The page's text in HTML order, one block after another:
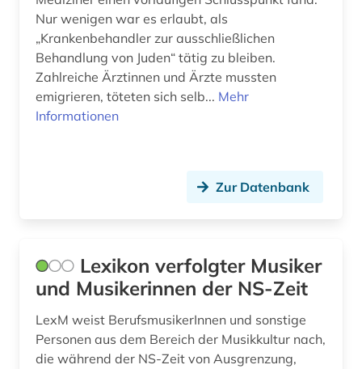
Nur wenigen war es erlaubt, als
„Krankenbehandler zur ausschließlichen
Behandlung von Juden“ tätig zu bleiben.
Zahlreiche Ärztinnen und Ärzte mussten
emigrieren, töteten sich selb... Mehr
Informationen
Zur Datenbank
Lexikon verfolgter Musiker
und Musikerinnen der NS-Zeit
LexM weist BerufsmusikerInnen und sonstige
Personen aus dem Bereich der Musikkultur nach,
die während der NS-Zeit von Ausgrenzung,